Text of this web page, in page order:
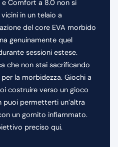
e Comfort a 8.0 non si
in un telaio a
del core EVA morbido
genuinamente quel
sessioni estese.
che non stai sacrificando
la morbidezza. Giochi a
costruire verso un gioco
puoi permetterti un’altra
un gomito infiammato.
preciso qui.